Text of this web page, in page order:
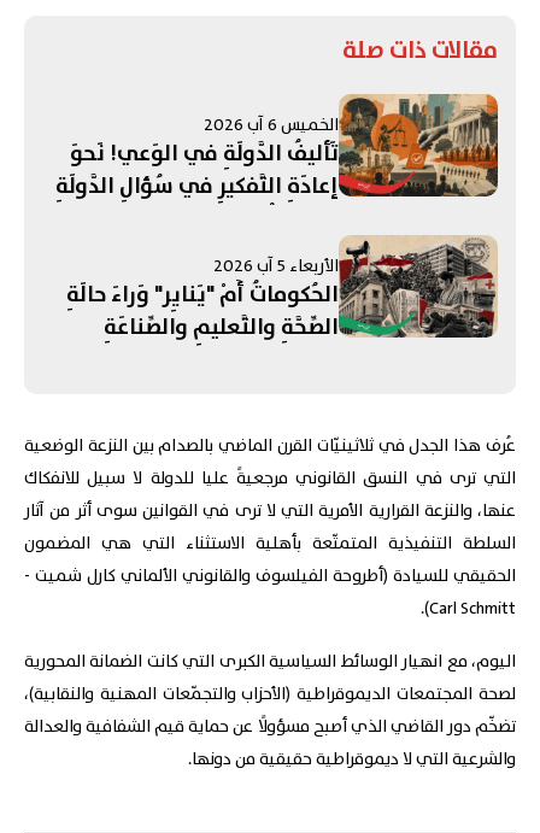
مقالات ذات صلة
الخميس 6 آب 2026
تَأليفُ الدَّولَةِ في الوَعي! نَحوَ
إعادَةِ التَّفكيرِ في سُؤالِ الدَّولَةِ
الأربعاء 5 آب 2026
الحُكوماتُ أَمْ "يَنايِر" وَراءَ حالَةِ
الصِّحَّةِ والتَّعليمِ والصِّناعَةِ
عُرف هذا الجدل في ثلاثينيّات القرن الماضي بالصدام بين النزعة الوضعية
التي ترى في النسق القانوني مرجعيةً عليا للدولة لا سبيل للانفكاك
عنها، والنزعة القرارية الأمرية التي لا ترى في القوانين سوى أثر من آثار
السلطة التنفيذية المتمتّعة بأهلية الاستثناء التي هي المضمون
الحقيقي للسيادة (أطروحة الفيلسوف والقانوني الألماني كارل شميت -
Carl Schmitt).
اليوم، مع انهيار الوسائط السياسية الكبرى التي كانت الضمانة المحورية
لصحة المجتمعات الديموقراطية (الأحزاب والتجمّعات المهنية والنقابية)،
تضخّم دور القاضي الذي أصبح مسؤولًا عن حماية قيم الشفافية والعدالة
والشرعية التي لا ديموقراطية حقيقية من دونها.